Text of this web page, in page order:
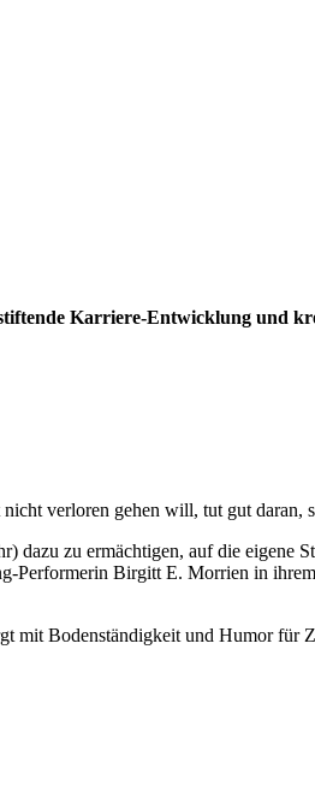
Karriere-Entwicklung und
verloren gehen will, tut gut daran,
dazu zu ermächtigen, auf die
Performerin Birgitt E. Morrien in
mit Bodenständigkeit und Humor